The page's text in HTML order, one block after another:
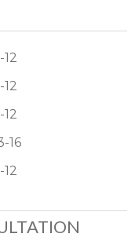
12
12
12
16
12